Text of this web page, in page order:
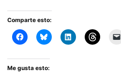
Comparte esto:
Me gusta esto: